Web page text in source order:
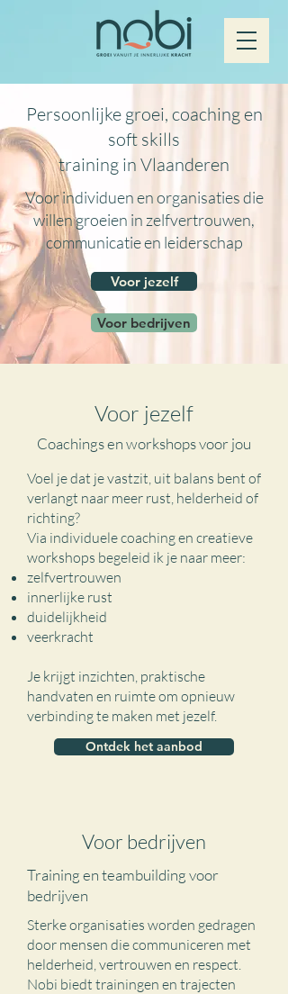
Persoonlijke groei, coaching en
soft skills
training in Vlaanderen
Voor individuen en organisaties die
willen groeien in zelfvertrouwen,
communicatie en leiderschap
Voor jezelf
Voor bedrijven
Voor jezelf
Coachings en workshops voor jou
Voel je dat je vastzit, uit balans bent of
verlangt naar meer rust, helderheid of
richting?
Via individuele coaching en creatieve
workshops begeleid ik je naar meer:
zelfvertrouwen
innerlijke rust
duidelijkheid
veerkracht
Je krijgt inzichten, praktische
handvaten en ruimte om opnieuw
verbinding te maken met jezelf.
Ontdek het aanbod
Voor bedrijven
Training en teambuilding voor
bedrijven
Sterke organisaties worden gedragen
door mensen die communiceren met
helderheid, vertrouwen en respect.
Nobi biedt trainingen en trajecten